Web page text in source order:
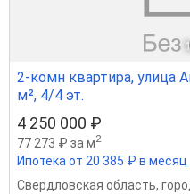
1
2-комн квартира, улица
м², 4/4 эт.
4 250 000 ₽
77 273 ₽ за м2
Ипотека от 20 385 ₽ в месяц
Свердловская область,